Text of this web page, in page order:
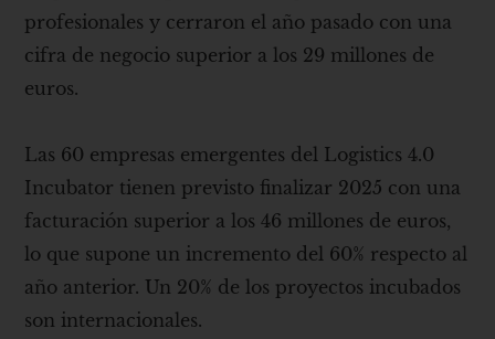
profesionales y cerraron el año pasado con una
cifra de negocio superior a los 29 millones de
euros.
Las 60 empresas emergentes del Logistics 4.0
Incubator tienen previsto finalizar 2025 con una
facturación superior a los 46 millones de euros,
lo que supone un incremento del 60% respecto al
año anterior. Un 20% de los proyectos incubados
son internacionales.